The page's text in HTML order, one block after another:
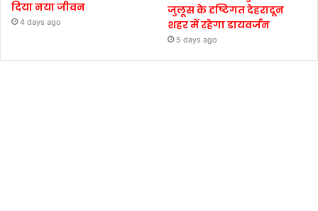
दिया नया जीवन
4 days ago
जुलूस के दृष्टिगत देहरादून
शहर में रहेगा डायवर्जन
5 days ago